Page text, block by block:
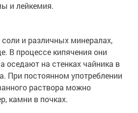
и лейкемия.
и различных минералах,
В процессе кипячения они
оседают на стенках чайника в
При постоянном употреблении
раствора можно
камни в почках.